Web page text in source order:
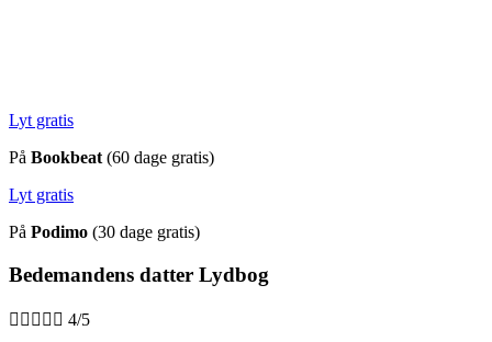
Lyt gratis
På Bookbeat (60 dage gratis)
Lyt gratis
På Podimo (30 dage gratis)
Bedemandens datter Lydbog
     4/5